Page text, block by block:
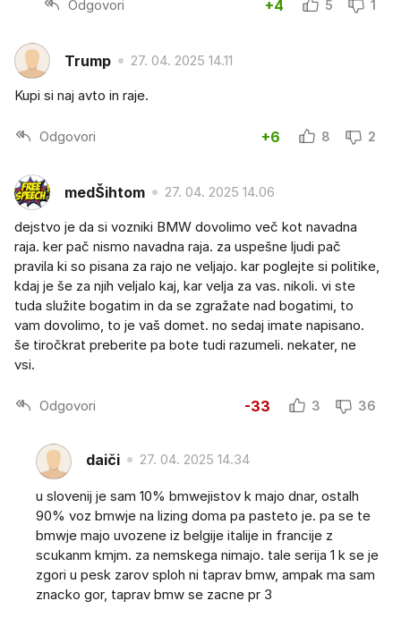
Odgovori +4 5 1
Trump 27. 04. 2025 14.11
Kupi si naj avto in raje.
Odgovori +6 8 2
medŠihtom 27. 04. 2025 14.06
dejstvo je da si vozniki BMW dovolimo več kot navadna
raja. ker pač nismo navadna raja. za uspešne ljudi pač
pravila ki so pisana za rajo ne veljajo. kar poglejte si politike,
kdaj je še za njih veljalo kaj, kar velja za vas. nikoli. vi ste
tuda služite bogatim in da se zgražate nad bogatimi, to
vam dovolimo, to je vaš domet. no sedaj imate napisano.
še tiročkrat preberite pa bote tudi razumeli. nekater, ne
vsi.
Odgovori -33 3 36
daiči 27. 04. 2025 14.34
u slovenij je sam 10% bmwejistov k majo dnar, ostalh
90% voz bmwje na lizing doma pa pasteto je. pa se te
bmwje majo uvozene iz belgije italije in francije z
scukanm kmjm. za nemskega nimajo. tale serija 1 k se je
zgori u pesk zarov sploh ni taprav bmw, ampak ma sam
znacko gor, taprav bmw se zacne pr 3